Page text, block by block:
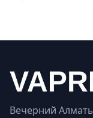
Вечерний